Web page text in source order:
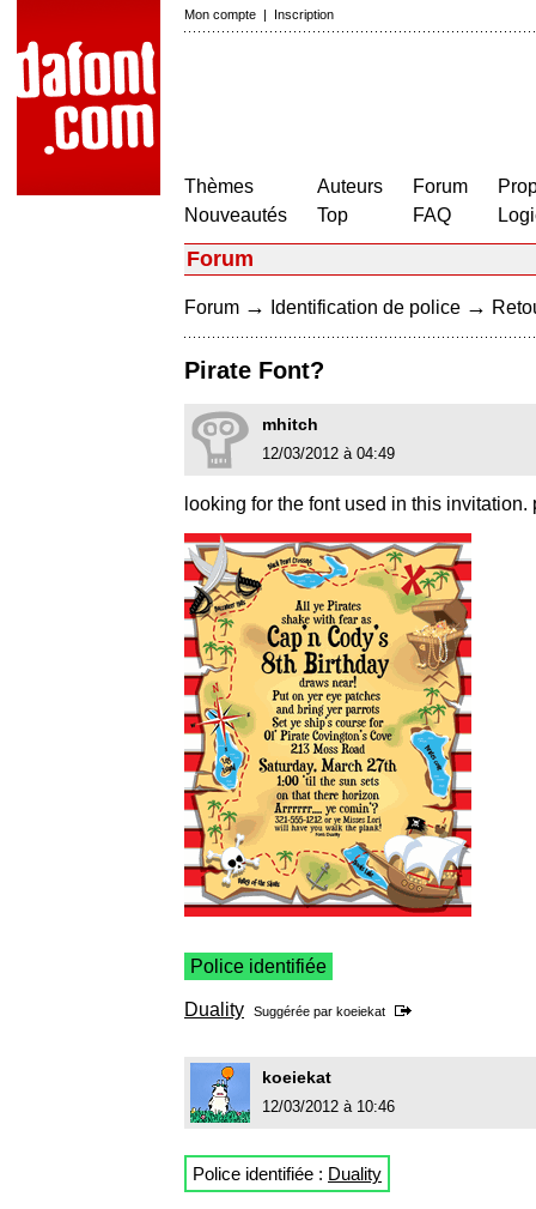
Mon compte | Inscription
Thèmes
Nouveautés
Auteurs
Top
Forum
FAQ
Forum
Forum → Identification de police →
Pirate Font?
mhitch
12/03/2012 à 04:49
looking for the font used in this invitation.
Police identifiée
Duality Suggérée par koeiekat
koeiekat
12/03/2012 à 10:46
Police identifiée : Duality